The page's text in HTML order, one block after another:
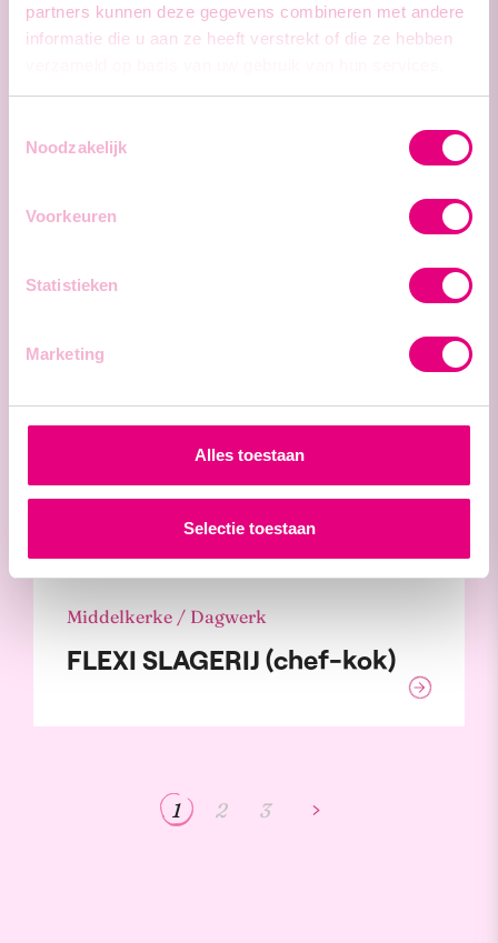
partners kunnen deze gegevens combineren met andere
informatie die u aan ze heeft verstrekt of die ze hebben
Noodzakelijk
Voorkeuren
Statistieken
Marketing
Alles toestaan
Selectie toestaan
Student SLAGERIJ
Jobstudent SLAGERIJ
Middelkerke / Dagwerk
Middelkerke / Dagwerk
FLEXI SLAGERIJ (chef-kok)
1 2 3